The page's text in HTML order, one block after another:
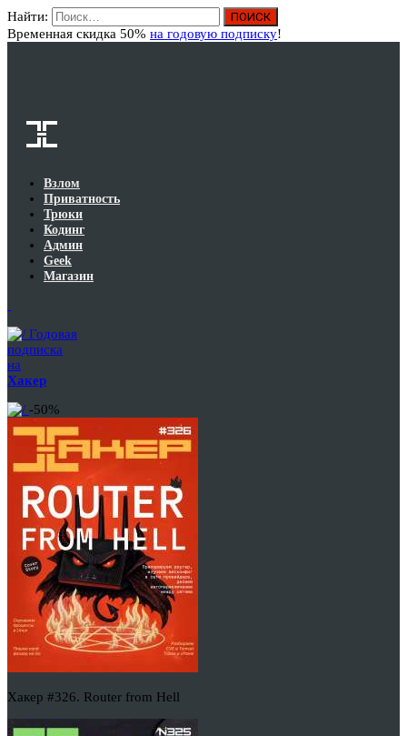
Найти:
Временная скидка 50% на годовую подписку!
Взлом
Приватность
Трюки
Кодинг
Админ
Geek
Магазин
Годовая
подписка
на
Хакер
-50%
Хакер #326. Router from Hell